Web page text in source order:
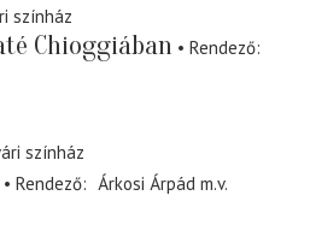
színház
Chioggiában
Rendező
színház
Rendező Árkosi Árpád m.v.